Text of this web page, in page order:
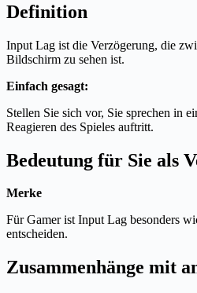
Definition
Input Lag ist die Verzögerung, die
Bildschirm zu sehen ist.
Einfach gesagt:
Stellen Sie sich vor, Sie sprechen in
Reagieren des Spieles auftritt.
Bedeutung für Sie als
Merke
Für Gamer ist Input Lag besonders
entscheiden.
Zusammenhänge mit